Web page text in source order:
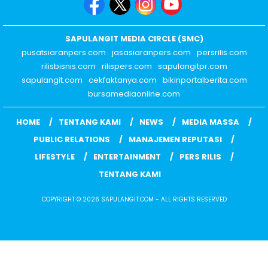
SAPULANGIT MEDIA CIRCLE (SMC)
pusatsiaranpers.com jasasiaranpers.com persrilis.com
rilisbisnis.com rilispers.com sapulangitpr.com
sapulangit.com cekfaktanya.com bikinportalberita.com
bursamediaonline.com
HOME TENTANG KAMI NEWS
MEDIA MASSA
PUBLIC RELATIONS
MANAJEMEN REPUTASI
LIFESTYLE
ENTERTAINMENT
PERS RILIS
TENTANG KAMI
COPYRIGHT © 2026 SAPULANGIT.COM - ALL RIGHTS RESERVED